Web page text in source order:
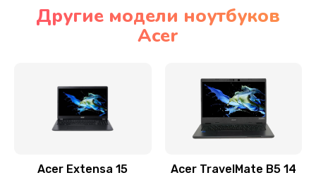
Настройка BIOS
Замена видеочипа
Заказать
Другие модели ноутбуков
Acer
Acer Extensa 15 Acer TravelMate B5 14